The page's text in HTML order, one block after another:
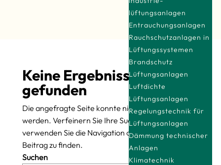
lüftungsanlagen
Entrauchungsanlagen
Rauchschutzanlagen in
Lüftungssystemen
Brandschutz
Lüftungsanlagen
Luftdichte
Lüftungsanlagen
Regelungstechnik für
Lüftungsanlagen
Dämmung technischer
Anlagen
Klimatechnik
Keine Ergebnisse
gefunden
Die angefragte Seite konnte nicht gefunden
werden. Verfeinern Sie Ihre Suche oder
verwenden Sie die Navigation oben, um den
Beitrag zu finden.
Suchen